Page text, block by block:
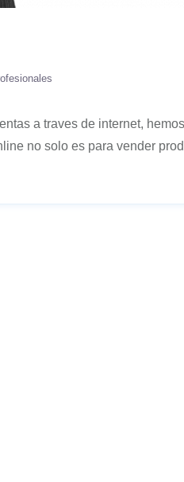
a traves de internet,
no solo es para vender